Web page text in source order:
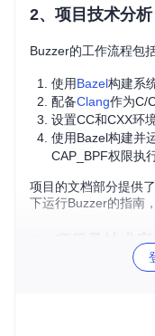
2、项目技术分析
Buzzer的工作流程包
使用Bazel构建系
配备Clang作为C/
设置CC和CXX环
使用Bazel构建并
CAP_BPF权限执行
项目的文档部分提供
下运行Buzzer的指南
3、项目及技术